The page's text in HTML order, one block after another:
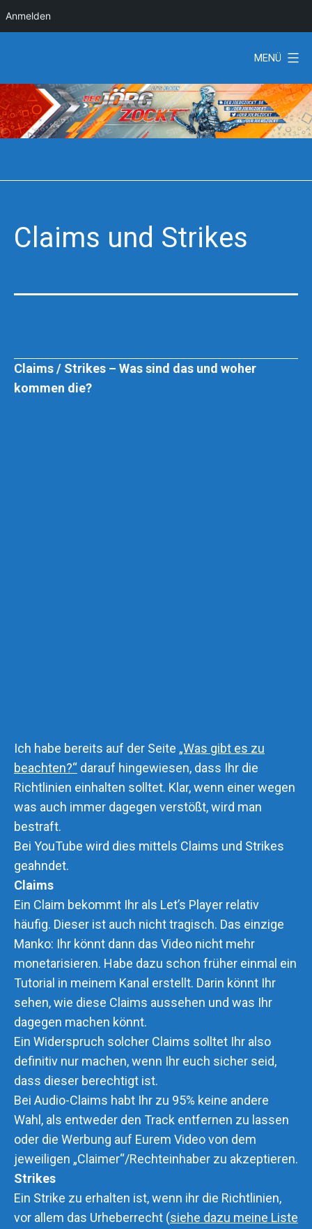
Anmelden
MENÜ
Claims und Strikes
Claims / Strikes – Was sind das und woher
kommen die?
Ich habe bereits auf der Seite „Was gibt es zu
beachten?“ darauf hingewiesen, dass Ihr die
Richtlinien einhalten solltet. Klar, wenn einer wegen
was auch immer dagegen verstößt, wird man
bestraft.
Bei YouTube wird dies mittels Claims und Strikes
geahndet.
Claims
Ein Claim bekommt Ihr als Let’s Player relativ
häufig. Dieser ist auch nicht tragisch. Das einzige
Manko: Ihr könnt dann das Video nicht mehr
monetarisieren. Habe dazu schon früher einmal ein
Tutorial in meinem Kanal erstellt. Darin könnt Ihr
sehen, wie diese Claims aussehen und was Ihr
dagegen machen könnt.
Ein Widerspruch solcher Claims solltet Ihr also
definitiv nur machen, wenn Ihr euch sicher seid,
dass dieser berechtigt ist.
Bei Audio-Claims habt Ihr zu 95% keine andere
Wahl, als entweder den Track entfernen zu lassen
oder die Werbung auf Eurem Video von dem
jeweiligen „Claimer“/Rechteinhaber zu akzeptieren.
Strikes
Ein Strike zu erhalten ist, wenn ihr die Richtlinien,
vor allem das Urheberrecht (siehe dazu meine Liste